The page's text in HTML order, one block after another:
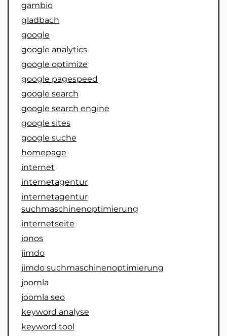
gambio
gladbach
google
google analytics
google optimize
google pagespeed
google search
google search engine
google sites
google suche
homepage
internet
internetagentur
internetagentur
suchmaschinenoptimierung
internetseite
ionos
jimdo
jimdo suchmaschinenoptimierung
joomla
joomla seo
keyword analyse
keyword tool